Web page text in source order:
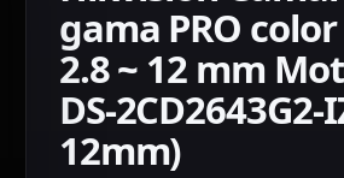
gama PRO
2.8 ~ 12 mm
DS-2CD2643G2-
12mm)